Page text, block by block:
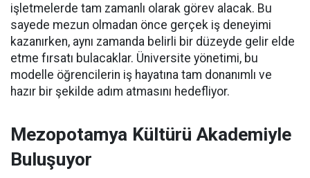
işletmelerde tam zamanlı olarak görev alacak. Bu
sayede mezun olmadan önce gerçek iş deneyimi
kazanırken, aynı zamanda belirli bir düzeyde gelir elde
etme fırsatı bulacaklar. Üniversite yönetimi, bu
modelle öğrencilerin iş hayatına tam donanımlı ve
hazır bir şekilde adım atmasını hedefliyor.
Mezopotamya Kültürü Akademiyle
Buluşuyor